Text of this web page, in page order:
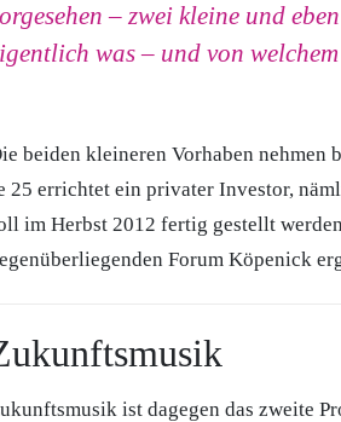
– zwei kleine und
was – und von
beiden kleineren Vorhaben nehmen
25 errichtet ein privater Investor,
im Herbst 2012 fertig gestellt
Forum Köpenick
ist dagegen das zweite